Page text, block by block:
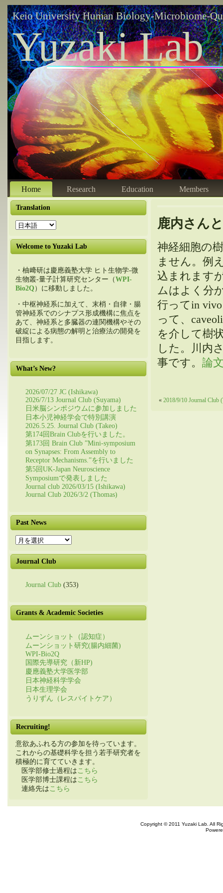
Keio University Human Biology-Microbiome-
Yuzaki Lab
Home Research Education Members
Translation
Welcome to Yuzaki Lab
・柚﨑研は慶應義塾大学 ヒト生物学-微
生物叢-量子計算研究センター（WPI-
Bio2Q）に移動しました。
・中枢神経系に加えて、末梢・自律・腸
管神経系でのシナプス形成機構に焦点を
あて、神経系と多臓器の連関機構やその
破綻による病態の解明と治療法の開発を
目指します。
What’s New?
2026/07/27 JC (Ishikawa)
2026/7/13 Journal Club (Suyama)
日米脳シンポジウムに参加しました
日本小児神経学会で特別講演
2026.5.25. Journal Club (Takeo)
第174回Brain Clubを行いました。
第173回 Brain Club ”Mini-symposium
on Synapses: From Assembly to
Receptor Mechanisms.”を行いました
第5回UK-Japan Neuroscience
Symposiumで発表しました
Journal club 2026/03/15 (Ishikawa)
Journal Club 2026/3/2 (Thomas)
Past News
Past
News
Journal Club
Journal Club (353)
Grants & Academic Societies
ムーンショット（認知症）
ムーンショット研究(腸内細菌)
WPI-Bio2Q
国際先導研究（新HP)
慶應義塾大学医学部
日本神経科学学会
日本生理学会
うりずん（レスパイトケア）
Recruiting!
意欲あふれる方の参加を待っています。
これからの基礎科学を担う若手研究者を
積極的に育てていきます。
医学部修士過程は こちら
医学部博士課程は こちら
連絡先は こちら
鹿内さん
神経細胞の
ません。例
込まれます
ムはよく分
行ってin
って、
を介して樹
した。川内
事です。 論
« 2018/9/10 Journal Club
Copyright © 2011 Yuzaki Lab. All